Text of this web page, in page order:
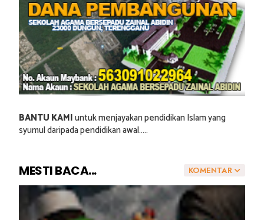
BANTU KAMIuntuk menjayakan pendidikan Islam yang
syumul daripada pendidikan awal.....
KOMENTAR
MESTI BACA...